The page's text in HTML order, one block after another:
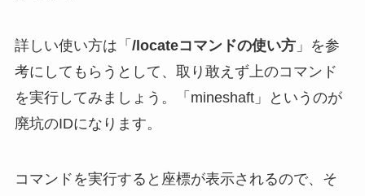
詳しい使い方は「 /locateコマンドの使い方」を参
考にしてもらうとして、取り敢えず上のコマンド
を実行してみましょう。「mineshaft」というのが
廃坑のIDになります。
コマンドを実行すると座標が表示されるので、そ